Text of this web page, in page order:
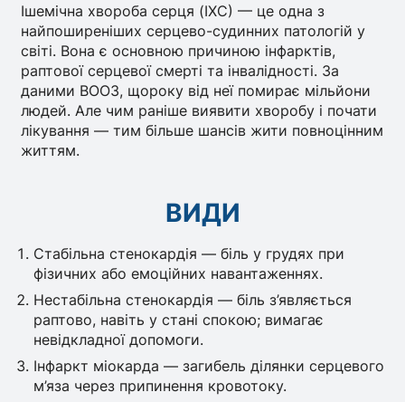
Ішемічна хвороба серця (ІХС) — це одна з
найпоширеніших серцево-судинних патологій у
світі. Вона є основною причиною інфарктів,
раптової серцевої смерті та інвалідності. За
даними ВООЗ, щороку від неї помирає мільйони
людей. Але чим раніше виявити хворобу і почати
лікування — тим більше шансів жити повноцінним
життям.
ВИДИ
Стабільна стенокардія — біль у грудях при
фізичних або емоційних навантаженнях.
Нестабільна стенокардія — біль з’являється
раптово, навіть у стані спокою; вимагає
невідкладної допомоги.
Інфаркт міокарда — загибель ділянки серцевого
м’яза через припинення кровотоку.